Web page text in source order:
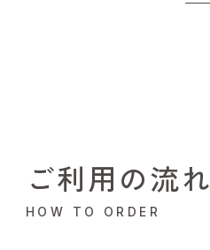
ご利用の流れ
HOW TO ORDER